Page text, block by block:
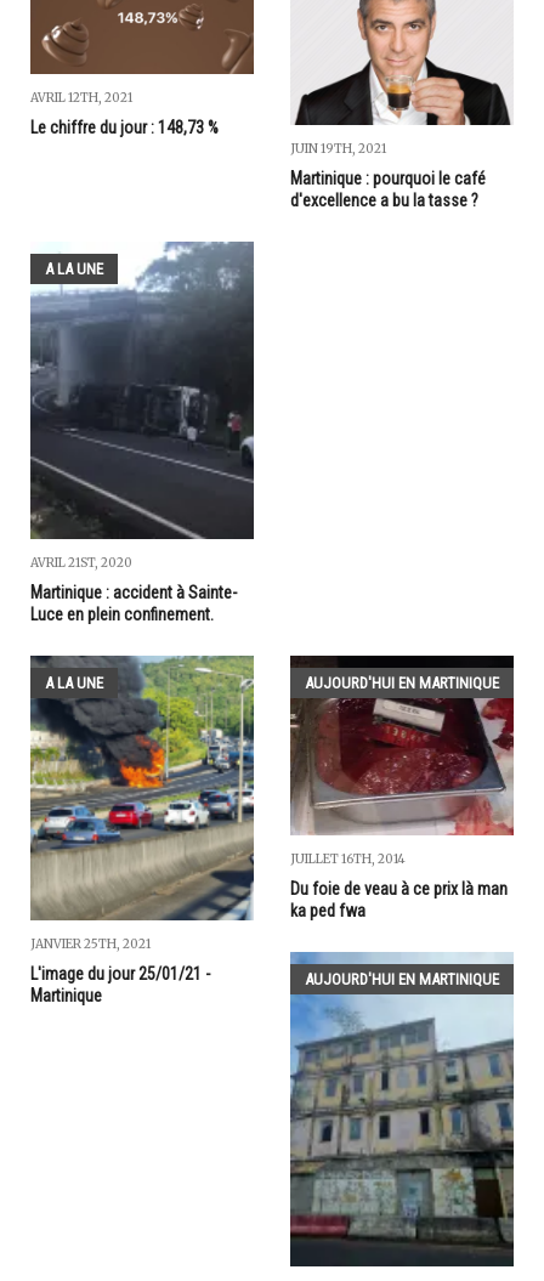
AVRIL 12TH, 2021
Le chiffre du jour : 148,73 %
JUIN 19TH, 2021
Martinique : pourquoi le café
d'excellence a bu la tasse ?
A LA UNE
AVRIL 21ST, 2020
Martinique : accident à Sainte-
Luce en plein confinement.
A LA UNE
JANVIER 25TH, 2021
L'image du jour 25/01/21 -
Martinique
AUJOURD'HUI EN MARTINIQUE
JUILLET 16TH, 2014
Du foie de veau à ce prix là man
ka ped fwa
AUJOURD'HUI EN MARTINIQUE